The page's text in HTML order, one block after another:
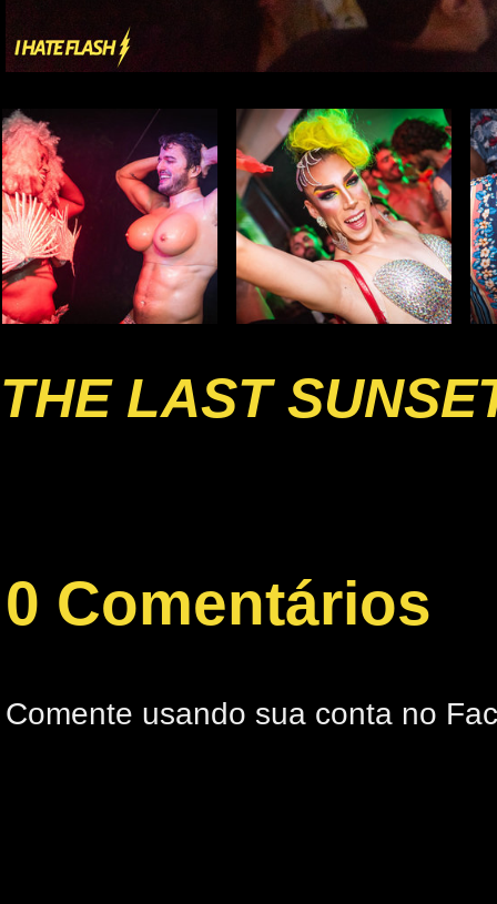
THE LAST
0 Comentários
Comente usando sua conta no